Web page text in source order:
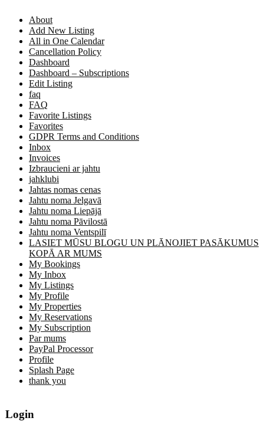
About
Add New Listing
All in One Calendar
Cancellation Policy
Dashboard
Dashboard – Subscriptions
Edit Listing
faq
FAQ
Favorite Listings
Favorites
GDPR Terms and Conditions
Inbox
Invoices
Izbraucieni ar jahtu
jahklubi
Jahtas nomas cenas
Jahtu noma Jelgavā
Jahtu noma Liepājā
Jahtu noma Pāvilostā
Jahtu noma Ventspilī
LASIET MŪSU BLOGU UN PLĀNOJIET PASĀKUMUS
KOPĀ AR MUMS
My Bookings
My Inbox
My Listings
My Profile
My Properties
My Reservations
My Subscription
Par mums
PayPal Processor
Profile
Splash Page
thank you
Login